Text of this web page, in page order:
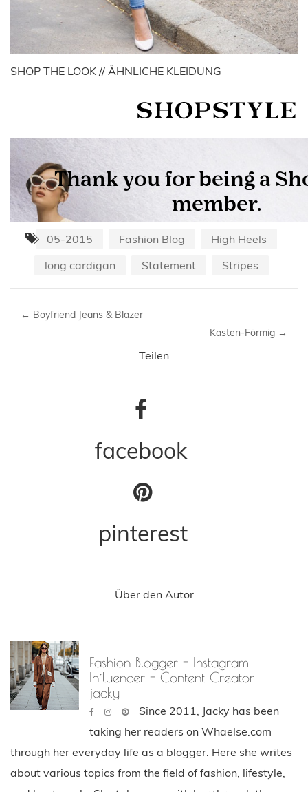
SHOP THE LOOK // ÄHNLICHE KLEIDUNG
05-2015 Fashion Blog
High Heels
long cardigan
Statement Stripes
← Boyfriend Jeans & Blazer
Kasten-Förmig →
Teilen
facebook
pinterest
Über den Autor
Fashion Blogger - Instagram
Influencer - Content Creator
jacky
Since 2011, Jacky has been
taking her readers on Whaelse.com
through her everyday life as a blogger. Here she writes
about various topics from the field of fashion, lifestyle,